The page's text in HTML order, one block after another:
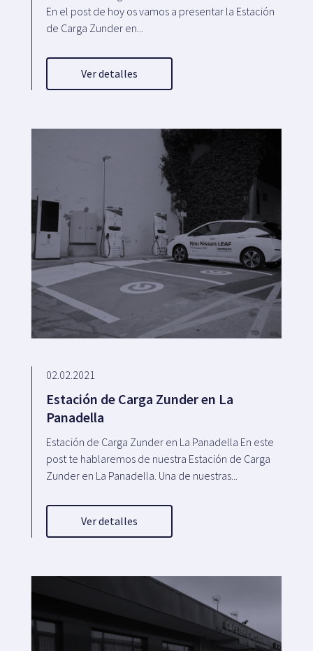
En el post de hoy os vamos a presentar la Estación
de Carga Zunder en...
Ver detalles
02.02.2021
Estación de Carga Zunder en La
Panadella
Estación de Carga Zunder en La Panadella En este
post te hablaremos de nuestra Estación de Carga
Zunder en La Panadella. Una de nuestras...
Ver detalles